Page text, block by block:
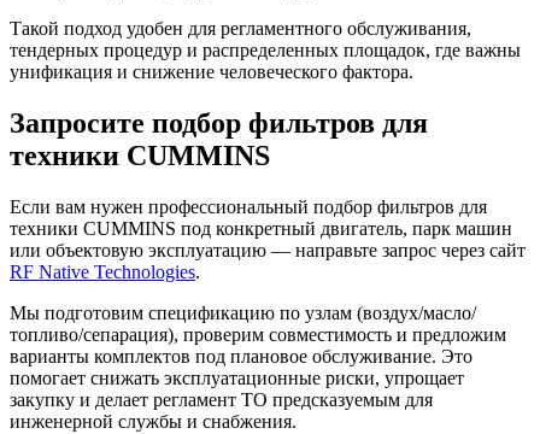
Такой подход удобен для регламентного обслуживания,
тендерных процедур и распределенных площадок, где важны
унификация и снижение человеческого фактора.
Запросите подбор фильтров для
техники CUMMINS
Если вам нужен профессиональный подбор фильтров для
техники CUMMINS под конкретный двигатель, парк машин
или объектовую эксплуатацию — направьте запрос через сайт
RF Native Technologies.
Мы подготовим спецификацию по узлам (воздух/масло/
топливо/сепарация), проверим совместимость и предложим
варианты комплектов под плановое обслуживание. Это
помогает снижать эксплуатационные риски, упрощает
закупку и делает регламент ТО предсказуемым для
инженерной службы и снабжения.